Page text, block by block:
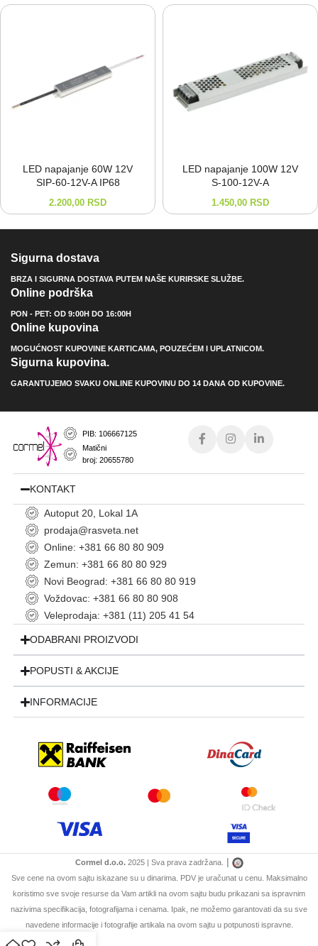
LED napajanje 60W 12V
SIP-⁠60-⁠12V-⁠A IP68
2.200,00 RSD
LED napajanje 100W 12V
S-⁠100-⁠12V-⁠A
1.450,00 RSD
Sigurna dostava
BRZA I SIGURNA DOSTAVA PUTEM NAŠE KURIRSKE SLUŽBE.
Online podrška
PON - PET: OD 9:00H DO 16:00H
Online kupovina
MOGUĆNOST KUPOVINE KARTICAMA, POUZEĆEM I UPLATNICOM.
Sigurna kupovina.
GARANTUJEMO SVAKU ONLINE KUPOVINU DO 14 DANA OD KUPOVINE.
PIB: 106667125
Matični
broj: 20655780
KONTAKT
Autoput 20, Lokal 1A
prodaja@rasveta.net
Online: +381 66 80 80 909
Zemun: +381 66 80 80 929
Novi Beograd: +381 66 80 80 919
Voždovac: +381 66 80 80 908
Veleprodaja: +381 (11) 205 41 54
ODABRANI PROIZVODI
POPUSTI & AKCIJE
INFORMACIJE
Cormel d.o.o.2025 | Sva prava zadržana. |
Sve cene na ovom sajtu iskazane su u dinarima. PDV je uračunat u cenu. Maksimalno
koristimo sve svoje resurse da Vam artikli na ovom sajtu budu prikazani sa ispravnim
nazivima specifikacija, fotografijama i cenama. Ipak, ne možemo garantovati da su sve
navedene informacije i fotografije artikala na ovom sajtu u potpunosti ispravne.